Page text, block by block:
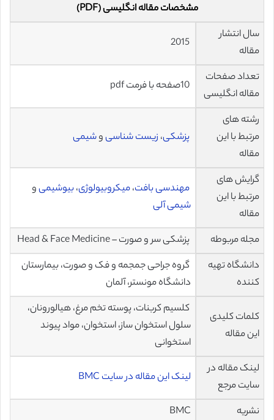
مشخصات مقاله انگلیسی (PDF)
سال انتشار
مقاله
تعداد صفحات
مقاله انگلیسی
رشته های
مرتبط با این
مقاله
پزشکی، زیست شناسیوشیمی
گرایش های
مرتبط با این
مقاله
مهندسی بافت،میکروبیولوژی،بیوشیمیو
شیمی آلی
مجله مربوطه
پزشکی سر و صورت – Head & Face Medicine
دانشگاه تهیه
کننده
گروه جراحی جمجمه و فک و صورت، بیمارستان
دانشگاه مونستر، آلمان
کلمات کلیدی
این مقاله
کلسیم کربنات، پوسته تخم مرغ، هیالورونان،
سلول استخوان ساز، استخوان، مواد پیوند
استخوانی
لینک مقاله در
سایت مرجع
لینک این مقاله در سایت BMC
نشریه BMC